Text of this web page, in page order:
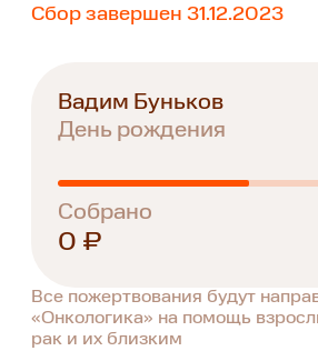
Сбор завершен 31.12.2023
Вадим Буньков
День рождения
Собрано
0 ₽
Все пожертвования будут
«Онкологика» на помощь
рак и их близким